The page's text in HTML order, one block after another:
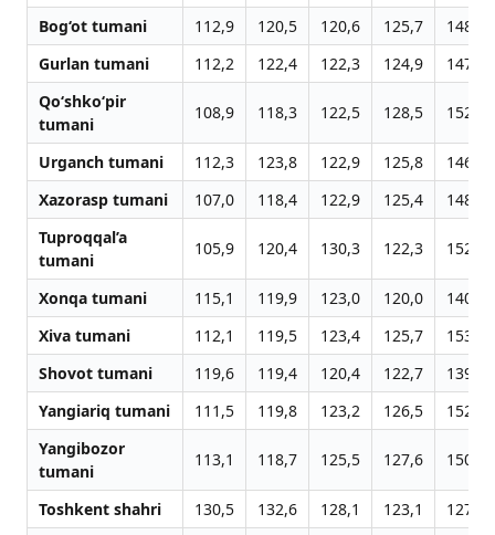
Bog‘ot tumani
112,9 120,5 120,6 125,7
148,7
Gurlan tumani
112,2 122,4 122,3 124,9
147,3
Qo‘shko‘pir
tumani
108,9 118,3 122,5 128,5 152,8
Urganch tumani 112,3 123,8 122,9 125,8
146,4
Xazorasp tumani
107,0 118,4 122,9 125,4
148,5
Tuproqqal’a
tumani
105,9 120,4 130,3 122,3 152,8
Xonqa tumani 115,1 119,9 123,0 120,0
140,2
Xiva tumani
112,1 119,5 123,4 125,7
153,4
Shovot tumani
119,6 119,4 120,4 122,7
139,9
Yangiariq tumani
111,5 119,8 123,2 126,5
152,7
Yangibozor
tumani
113,1 118,7 125,5 127,6 150,4
Toshkent shahri 130,5 132,6 128,1 123,1
127,6